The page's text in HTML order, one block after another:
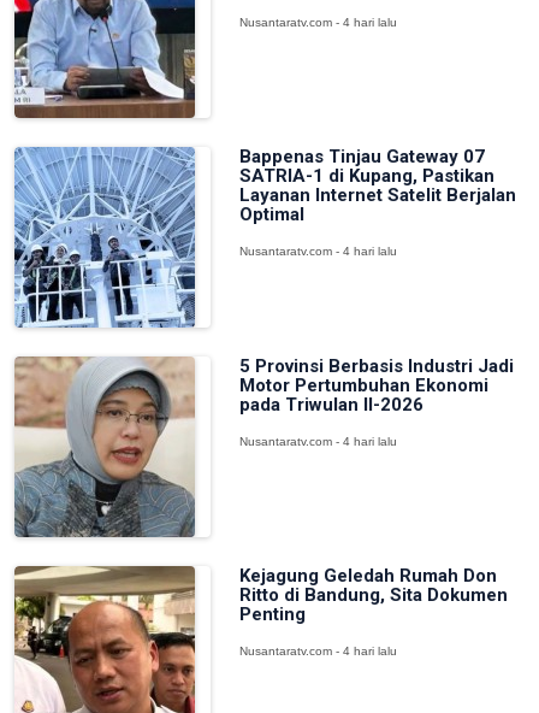
Nusantaratv.com - 4 hari lalu
Bappenas Tinjau Gateway 07
SATRIA-1 di Kupang, Pastikan
Layanan Internet Satelit Berjalan
Optimal
Nusantaratv.com - 4 hari lalu
5 Provinsi Berbasis Industri Jadi
Motor Pertumbuhan Ekonomi
pada Triwulan II-2026
Nusantaratv.com - 4 hari lalu
Kejagung Geledah Rumah Don
Ritto di Bandung, Sita Dokumen
Penting
Nusantaratv.com - 4 hari lalu